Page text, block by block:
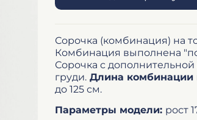
Сорочка (комбинация) на
Комбинация выполнена
Сорочка с
груди. Длина комбинации
до 125 см.
Параметры модели: рост